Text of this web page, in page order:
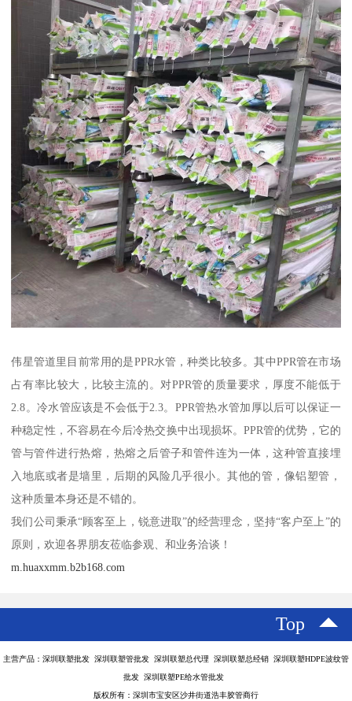
伟星管道里目前常用的是PPR水管，种类比较多。其中PPR管在市场
占有率比较大，比较主流的。对PPR管的质量要求，厚度不能低于
2.8。冷水管应该是不会低于2.3。PPR管热水管加厚以后可以保证一
种稳定性，不容易在今后冷热交换中出现损坏。PPR管的优势，它的
管与管件进行热熔，热熔之后管子和管件连为一体，这种管直接埋
入地底或者是墙里，后期的风险几乎很小。其他的管，像铝塑管，
这种质量本身还是不错的。
我们公司秉承“顾客至上，锐意进取”的经营理念，坚持“客户至上”的
原则，欢迎各界朋友莅临参观、和业务洽谈！
m.huaxxmm.b2b168.com
Top
主营产品：深圳联塑批发 深圳联塑管批发 深圳联塑总代理 深圳联塑总经销 深圳联塑HDPE波纹管
批发 深圳联塑PE给水管批发
版权所有：深圳市宝安区沙井街道浩丰胶管商行